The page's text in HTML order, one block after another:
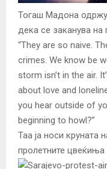
Тогаш Мадона
дека се заканува на
“They are so naive.
crimes. We know be
storm isn’t in the air.
about love and
you hear outside of
beginning to howl?”
Taa ја носи круната
пролетните цвеќиња